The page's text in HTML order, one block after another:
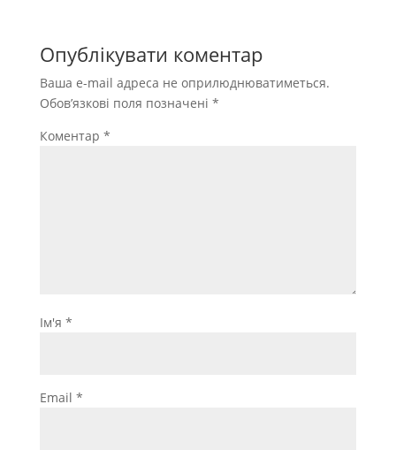
Опублікувати коментар
Ваша e-mail адреса не оприлюднюватиметься.
Обов’язкові поля позначені *
Коментар *
Ім'я *
Email *